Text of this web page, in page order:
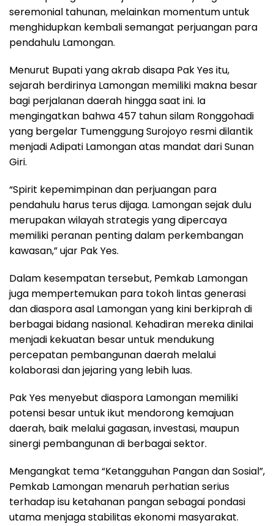
seremonial tahunan, melainkan momentum untuk
menghidupkan kembali semangat perjuangan para
pendahulu Lamongan.
Menurut Bupati yang akrab disapa Pak Yes itu,
sejarah berdirinya Lamongan memiliki makna besar
bagi perjalanan daerah hingga saat ini. Ia
mengingatkan bahwa 457 tahun silam Ronggohadi
yang bergelar Tumenggung Surojoyo resmi dilantik
menjadi Adipati Lamongan atas mandat dariSunan
Giri.
“Spirit kepemimpinan dan perjuangan para
pendahulu harus terus dijaga. Lamongan sejak dulu
merupakan wilayah strategis yang dipercaya
memiliki peranan penting dalam perkembangan
kawasan,” ujar Pak Yes.
Dalam kesempatan tersebut, Pemkab Lamongan
juga mempertemukan para tokoh lintas generasi
dan diaspora asal Lamongan yang kini berkiprah di
berbagai bidang nasional. Kehadiran mereka dinilai
menjadi kekuatan besar untuk mendukung
percepatan pembangunan daerah melalui
kolaborasi dan jejaring yang lebih luas.
Pak Yes menyebut diaspora Lamongan memiliki
potensi besar untuk ikut mendorong kemajuan
daerah, baik melalui gagasan, investasi, maupun
sinergi pembangunan di berbagai sektor.
Mengangkat tema “Ketangguhan Pangan dan Sosial”,
Pemkab Lamongan menaruh perhatian serius
terhadap isu ketahanan pangan sebagai pondasi
utama menjaga stabilitas ekonomi masyarakat.